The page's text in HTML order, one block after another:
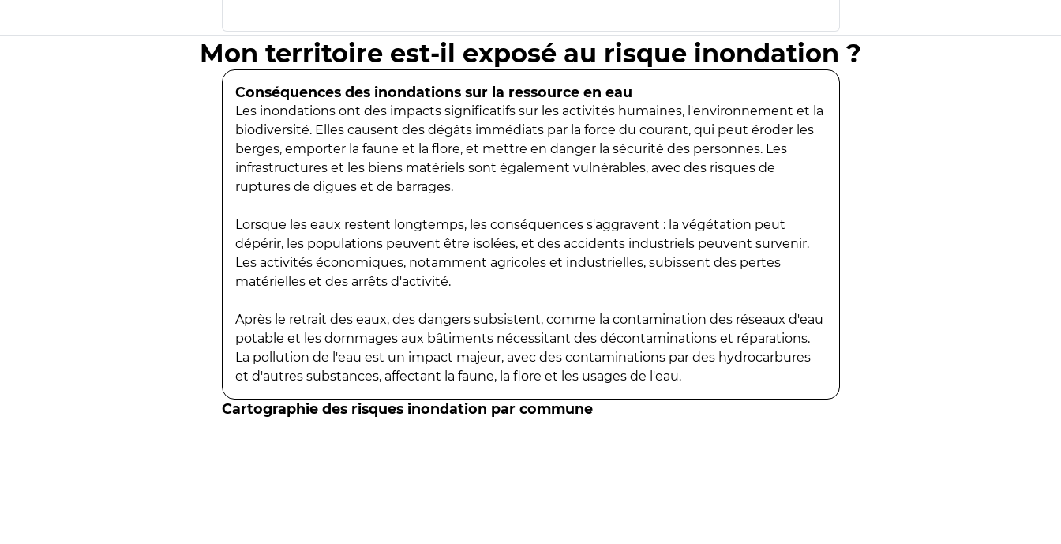
Mon territoire est-il exposé au risque inondation ?
Conséquences des inondations sur la ressource en eau
Les inondations ont des impacts significatifs sur les activités humaines, l'environnement et la
biodiversité. Elles causent des dégâts immédiats par la force du courant, qui peut éroder les
berges, emporter la faune et la flore, et mettre en danger la sécurité des personnes. Les
infrastructures et les biens matériels sont également vulnérables, avec des risques de
ruptures de digues et de barrages.
Lorsque les eaux restent longtemps, les conséquences s'aggravent : la végétation peut
dépérir, les populations peuvent être isolées, et des accidents industriels peuvent survenir.
Les activités économiques, notamment agricoles et industrielles, subissent des pertes
matérielles et des arrêts d'activité.
Après le retrait des eaux, des dangers subsistent, comme la contamination des réseaux d'eau
potable et les dommages aux bâtiments nécessitant des décontaminations et réparations.
La pollution de l'eau est un impact majeur, avec des contaminations par des hydrocarbures
et d'autres substances, affectant la faune, la flore et les usages de l'eau.
Cartographie des risques inondation par commune